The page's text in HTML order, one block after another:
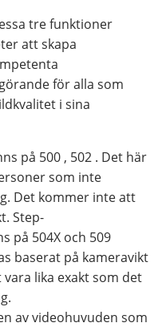
tre funktioner
att skapa
för alla som
i sina
på 500 , 502 . Det här
som inte
Det kommer inte att
Step-
på 504X och 509
baserat på kameravikt
lika exakt som det
av videohuvuden som